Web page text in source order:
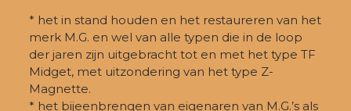
* het in stand houden en het restaureren van het
merk M.G. en wel van alle typen die in de loop
der jaren zijn uitgebracht tot en met het type TF
Midget, met uitzondering van het type Z-
Magnette.
* het bijeenbrengen van eigenaren van M.G.’s als